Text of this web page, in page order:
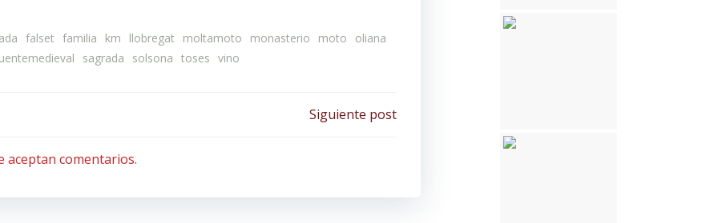
falset familia km llobregat moltamoto monasterio moto
oliana
sagrada solsona toses vino
por
las
Siguiente post
aceptan comentarios.